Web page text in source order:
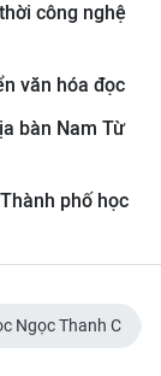
công nghệ
văn hóa đọc
bàn Nam Từ
phố học
Ngọc Thanh C